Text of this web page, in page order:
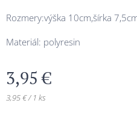
Rozmery:výška 10cm,šírka
Materiál: polyresin
3,95€
3,95 € / 1 ks